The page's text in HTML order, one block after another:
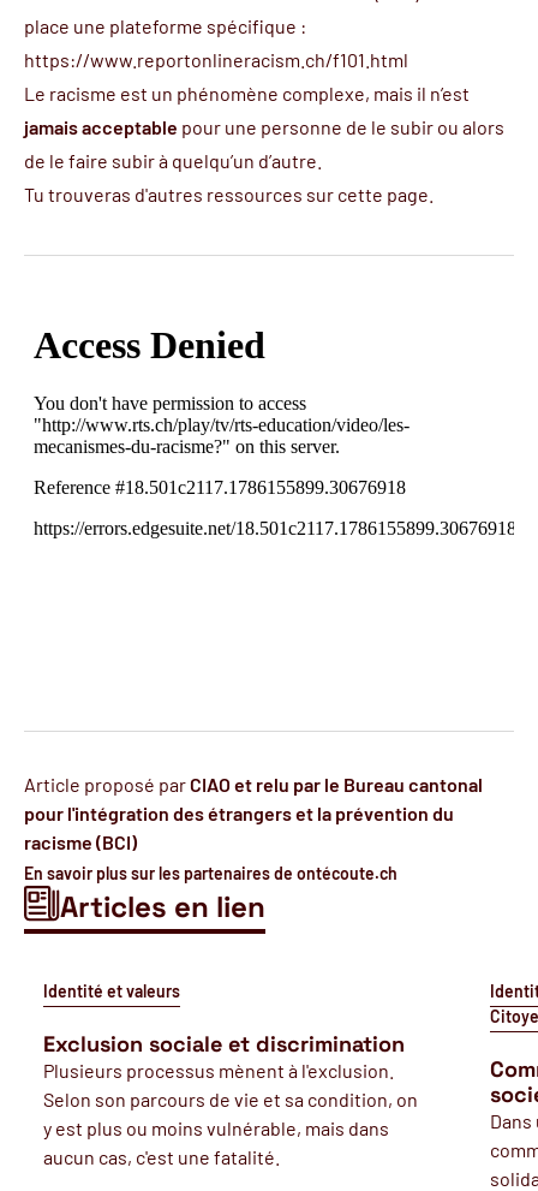
place une plateforme spécifique :
https://www.reportonlineracism.ch/f101.html
Le racisme est un phénomène complexe, mais il n’est
jamais acceptable pour une personne de le subir ou alors
de le faire subir à quelqu’un d’autre.
Tu trouveras d'autres ressources sur cette page
Article proposé parCIAO et relu par le Bureau cantonal
pour l'intégration des étrangers et la prévention du
racisme (BCI)
En savoir plus sur les partenaires de ontécoute.ch
Articles en lien
Identité et valeurs
Exclusion sociale et discrimination
Plusieurs processus mènent à l'exclusion.
Selon son parcours de vie et sa condition, on
y est plus ou moins vulnérable, mais dans
aucun cas, c'est une fatalité.